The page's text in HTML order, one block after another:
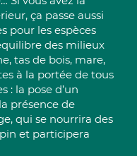
ça passe aussi
pour les espèces
des milieux
tas de bois, mare,
à la portée de tous
: la pose d’un
présence de
qui se nourrira des
et participera